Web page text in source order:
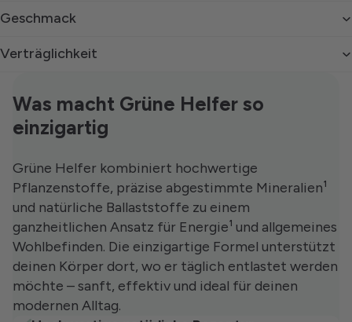
Geschmack
Verträglichkeit
Was macht Grüne Helfer so
einzigartig
Grüne Helfer kombiniert hochwertige
Pflanzenstoffe, präzise abgestimmte Mineralien¹
und natürliche Ballaststoffe zu einem
ganzheitlichen Ansatz für Energie¹ und allgemeines
Wohlbefinden. Die einzigartige Formel unterstützt
deinen Körper dort, wo er täglich entlastet werden
möchte – sanft, effektiv und ideal für deinen
modernen Alltag.